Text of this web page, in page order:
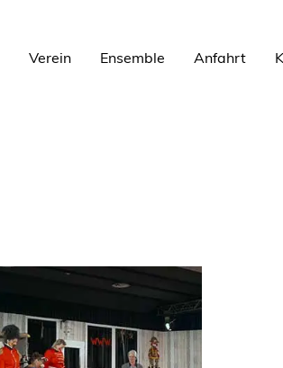
Verein Ensemble Anfahrt